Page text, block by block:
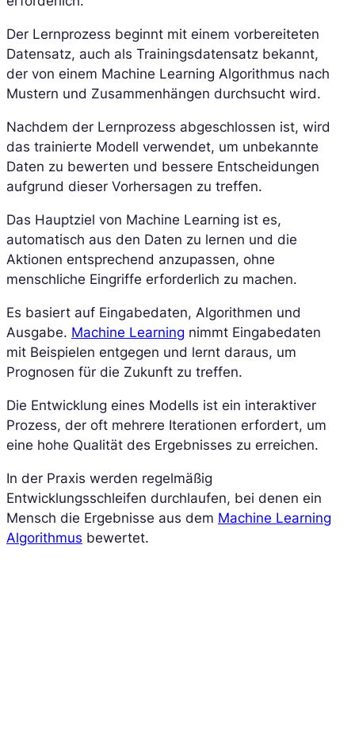
Der Lernprozess beginnt mit einem vorbereiteten
Datensatz, auch als Trainingsdatensatz bekannt,
der von einem Machine Learning Algorithmus nach
Mustern und Zusammenhängen durchsucht wird.
Nachdem der Lernprozess abgeschlossen ist, wird
das trainierte Modell verwendet, um unbekannte
Daten zu bewerten und bessere Entscheidungen
aufgrund dieser Vorhersagen zu treffen.
Das Hauptziel von Machine Learning ist es,
automatisch aus den Daten zu lernen und die
Aktionen entsprechend anzupassen, ohne
menschliche Eingriffe erforderlich zu machen.
Es basiert auf Eingabedaten, Algorithmen und
Ausgabe. Machine Learning nimmt Eingabedaten
mit Beispielen entgegen und lernt daraus, um
Prognosen für die Zukunft zu treffen.
Die Entwicklung eines Modells ist ein interaktiver
Prozess, der oft mehrere Iterationen erfordert, um
eine hohe Qualität des Ergebnisses zu erreichen.
In der Praxis werden regelmäßig
Entwicklungsschleifen durchlaufen, bei denen ein
Mensch die Ergebnisse aus dem Machine Learning
Algorithmus bewertet.